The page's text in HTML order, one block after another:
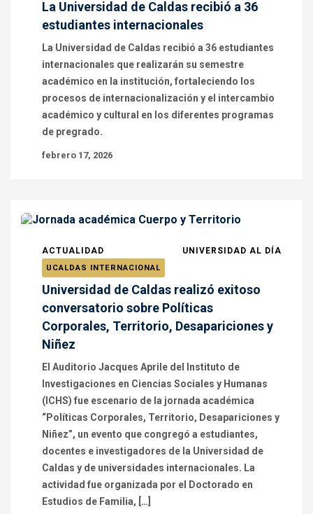
La Universidad de Caldas recibió a 36
estudiantes internacionales
La Universidad de Caldas recibió a 36 estudiantes
internacionales que realizarán su semestre
académico en la institución, fortaleciendo los
procesos de internacionalización y el intercambio
académico y cultural en los diferentes programas
de pregrado.
febrero 17, 2026
ACTUALIDAD UNIVERSIDAD AL DÍA
UCALDAS INTERNACIONAL
Universidad de Caldas realizó exitoso
conversatorio sobre Políticas
Corporales, Territorio, Desapariciones y
Niñez
El Auditorio Jacques Aprile del Instituto de
Investigaciones en Ciencias Sociales y Humanas
(ICHS) fue escenario de la jornada académica
“Políticas Corporales, Territorio, Desapariciones y
Niñez”, un evento que congregó a estudiantes,
docentes e investigadores de la Universidad de
Caldas y de universidades internacionales. La
actividad fue organizada por el Doctorado en
Estudios de Familia, […]